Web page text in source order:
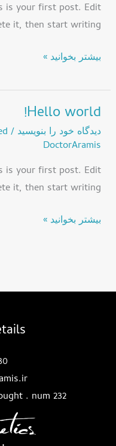
is your first post. Edit
it, then start writing!
بیشتر بخوانید »
Hello world!
دیدگاه‌ خود را بنویسید /
DoctorAramis
is your first post. Edit
it, then start writing!
Hello
world!
بیشتر بخوانید »
. num 232